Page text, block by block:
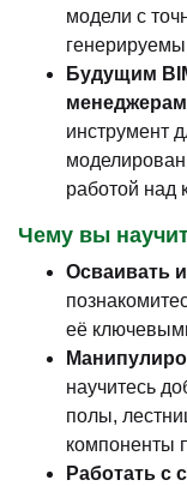
модели с
Будущим
менеджерам
инструмент
работой над
Чему вы
Осваивать
её
научитесь
полы,
компоненты
Работать с